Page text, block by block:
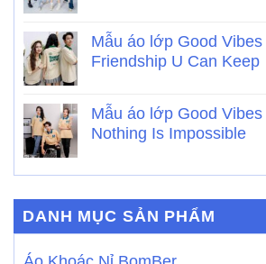
Mẫu áo lớp Good Vibes
Friendship U Can Keep
Mẫu áo lớp Good
Nothing Is Impossible
DANH MỤC SẢN PHẨM